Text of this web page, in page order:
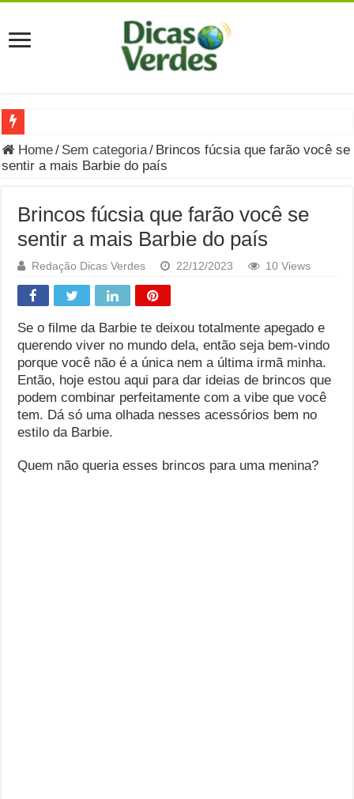
Grávida Pode Comer Pastrami? Saiba Quando o Consumo é
8 Bebidas saudáveis e ricas em eletrólitos: quais são e
Você sabe o que é uma Economia Circular?
Carta Psicografada de Isabella Nardoni : O que Diz a
Grávida pode comer picles e alimentos em conserva durante
Grávida pode comer Ceviche? Entenda os riscos na gravidez
Carta Psicografada João Hélio: Revelação, Paz e a Lei do
Carta Psicografada de Eduardo Campos
Home/ Sem categoria/ Brincos fúcsia que farão você se
sentir a mais Barbie do país
Brincos fúcsia que farão você se
sentir a mais Barbie do país
Redação Dicas Verdes 22/12/2023 10 Views
Se o filme da Barbie te deixou totalmente apegado e
querendo viver no mundo dela, então seja bem-vindo
porque você não é a única nem a última irmã minha.
Então, hoje estou aqui para dar ideias de brincos que
podem combinar perfeitamente com a vibe que você
tem. Dá só uma olhada nesses acessórios bem no
estilo da Barbie.
Quem não queria esses brincos para uma menina?